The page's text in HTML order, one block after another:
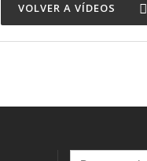
VOLVER A VÍDEOS
Buscar: